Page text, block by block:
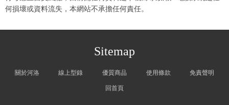
何損壞或資料流失，本網站不承擔任何責任。
Sitemap
關於河洛 線上型錄 優質商品 使用條款 免責聲明
回首頁